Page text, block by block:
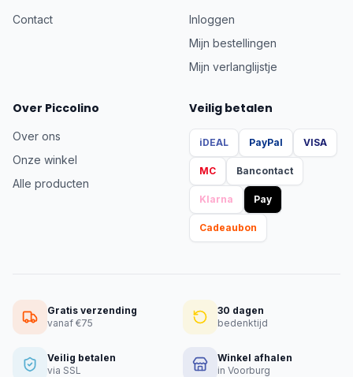
Contact
Inloggen
Mijn bestellingen
Mijn verlanglijstje
Over Piccolino
Over ons
Onze winkel
Alle producten
Veilig betalen
iDEAL PayPal VISA
MC Bancontact
Klarna Pay
Cadeaubon
Gratis verzending
vanaf €75
30 dagen
bedenktijd
Veilig betalen
via SSL
Winkel afhalen
in Voorburg